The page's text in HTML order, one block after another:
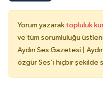
Yorum yazarak topluluk
ve tüm sorumluluğu
Aydın Ses Gazetesi |
özgür Ses'i hiçbir şekilde